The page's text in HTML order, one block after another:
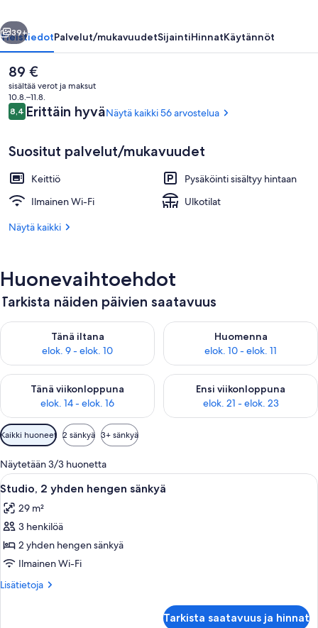
Studio, 2 yhden hengen sänkyä |
Seuraava
39+
YleistiedotPalvelut/mukavuudetSijaintiHinnatKäytännöt
Nykyinen
hinta
on
89 €
89 €
sisältää verot ja maksut
10.8.–11.8.
Arvostelut
8,48,4 kautta 10.
Erittäin hyväNäytä kaikki 56 arvostelua
Suositut palvelut/mukavuudet
Keittiö
Pysäköinti sisältyy hintaan
Ilmainen Wi-Fi
Ulkotilat
Näytä kaikki
Huonevaihtoehdot
Tarkista näiden päivien saatavuus
Tänä iltana
elok. 9 - elok. 10
Tarkista tämän illan saatavuus elok. 9 - elok. 10
Huomenna
elok. 10 - elok. 11
Tarkista huomisen saatavuus
Tänä viikonloppuna
elok. 14 - elok. 16
Tarkista tämän viikonlopun saatavuus elok. 14 - elok. 16
Ensi viikonloppuna
elok. 21 - elok. 23
Tarkista ensi viikonlopun
Huoneille
saatavilla
olevia
suodattimia
Kaikki huoneet 2 sänkyä 3+ sänkyä
Näytetään 3/3 huonetta
Avaa
kaikki
huonetyypin
Studio,
2
yhden
hengen
sänkyä
Moderni, hyvin valaistu huone,
23
Studio, 2 yhden hengen sänkyä
29 m²
3 henkilöä
2 yhden hengen sänkyä
Ilmainen Wi-Fi
Lisätietoja
Lisätietoja
Tarkista saatavuus ja hinnat